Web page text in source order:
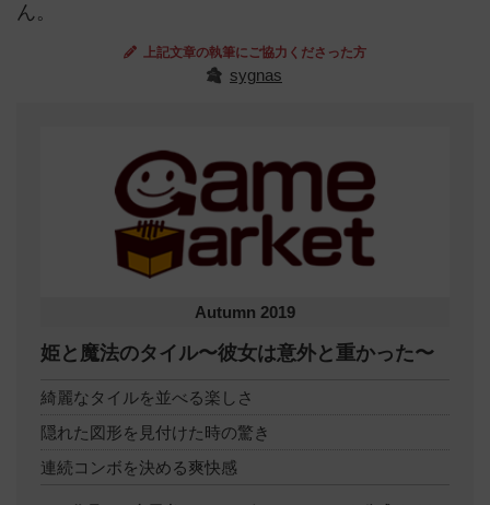
ん。
上記文章の執筆にご協力くださった方
sygnas
Autumn 2019
姫と魔法のタイル〜彼女は意外と重かった〜
綺麗なタイルを並べる楽しさ
隠れた図形を見付けた時の驚き
連続コンボを決める爽快感